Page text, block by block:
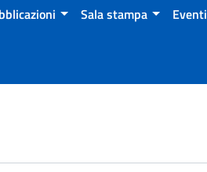
Sala stampa Eventi